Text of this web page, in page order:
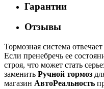
Гарантии
Отзывы
Тормозная система
Если пренебречь ее
строя, что может стать
заменить Ручной тормоз
магазин АвтоРеальность